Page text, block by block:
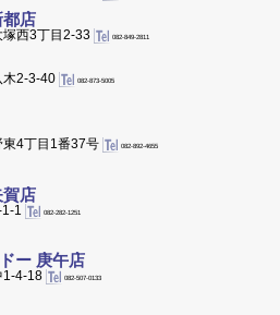
店
西3丁目2-33 082-849-2811
木2-3-40 082-873-5005
4丁目1番37号 082-892-4655
店
1 082-282-1251
ー 庚午店
1-4-18 082-507-0133